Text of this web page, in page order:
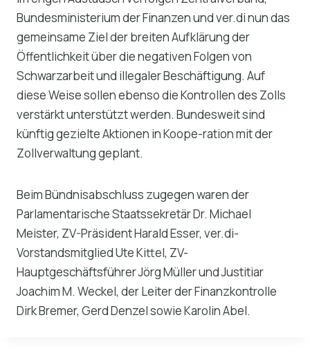
Bundesministerium der Finanzen und ver.di nun das
gemeinsame Ziel der breiten Aufklärung der
Öffentlichkeit über die negativen Folgen von
Schwarzarbeit und illegaler Beschäftigung. Auf
diese Weise sollen ebenso die Kontrollen des Zolls
verstärkt unterstützt werden. Bundesweit sind
künftig gezielte Aktionen in Koope-ration mit der
Zollverwaltung geplant.
Beim Bündnisabschluss zugegen waren der
Parlamentarische Staatssekretär Dr. Michael
Meister, ZV-Präsident Harald Esser, ver.di-
Vorstandsmitglied Ute Kittel, ZV-
Hauptgeschäftsführer Jörg Müller und Justitiar
Joachim M. Weckel, der Leiter der Finanzkontrolle
Dirk Bremer, Gerd Denzel sowie Karolin Abel.